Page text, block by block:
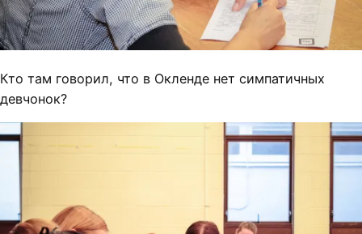
Кто там говорил, что в Окленде нет симпатичных
девчонок?